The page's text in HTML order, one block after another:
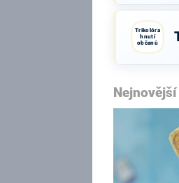
Trikolóra
hnutí
občanů